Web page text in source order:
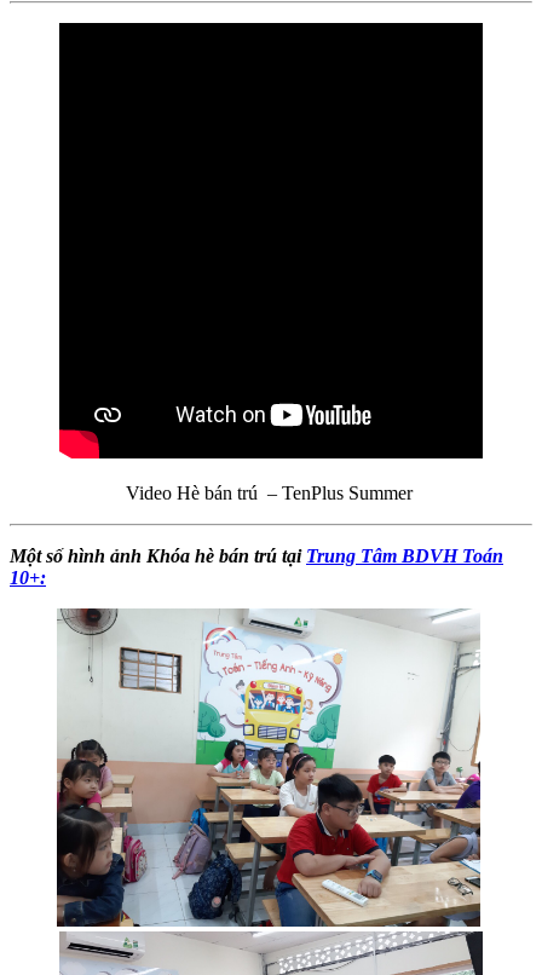
Video Hè bán trú – TenPlus Summer
Một số hình ảnh Khóa hè bán trú tại Trung Tâm BDVH Toán
10+: